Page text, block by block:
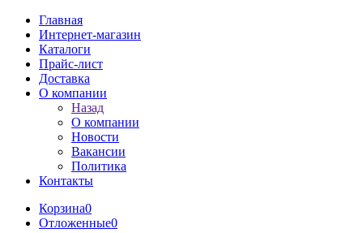
Главная
Интернет-магазин
Каталоги
Прайс-лист
Доставка
О компании
Назад
О компании
Новости
Вакансии
Политика
Контакты
Корзина0
Отложенные0